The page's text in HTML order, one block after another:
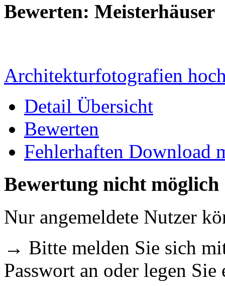
Bewerten: Meisterhäuser
Architekturfotografien
Detail Übersicht
Bewerten
Fehlerhaften Download
Bewertung nicht möglich
Nur angemeldete Nutzer
→ Bitte melden Sie sich
Passwort an oder legen